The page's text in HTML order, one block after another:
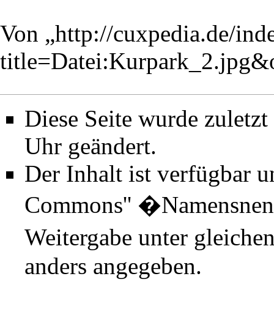
Von „http://cuxpedia.de/
Diese Seite wurde
Uhr geändert.
Der Inhalt ist verfügbar
Commons''
Weitergabe unter
anders angegeben.